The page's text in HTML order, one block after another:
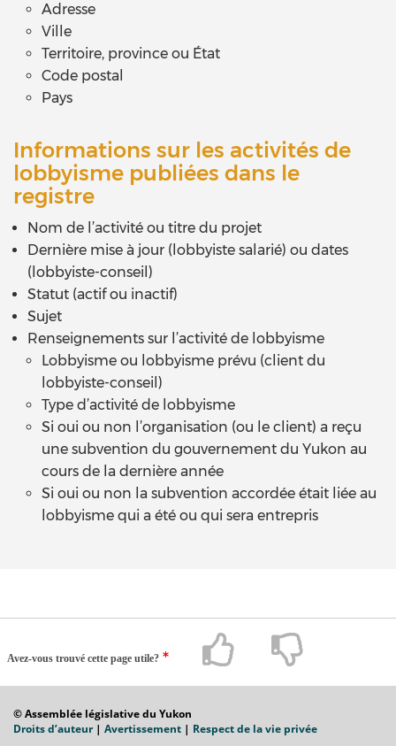
Adresse
Ville
Territoire, province ou État
Code postal
Pays
Informations sur les activités de
lobbyisme publiées dans le
registre
Nom de l’activité ou titre du projet
Dernière mise à jour (lobbyiste salarié) ou dates
(lobbyiste-conseil)
Statut (actif ou inactif)
Sujet
Renseignements sur l’activité de lobbyisme
Lobbyisme ou lobbyisme prévu (client du
lobbyiste-conseil)
Type d’activité de lobbyisme
Si oui ou non l’organisation (ou le client) a reçu
une subvention du gouvernement du Yukon au
cours de la dernière année
Si oui ou non la subvention accordée était liée au
lobbyisme qui a été ou qui sera entrepris
Avez-vous trouvé cette page utile?
© Assemblée législative du Yukon
Droits d’auteur| Avertissement | Respect de la vie privée